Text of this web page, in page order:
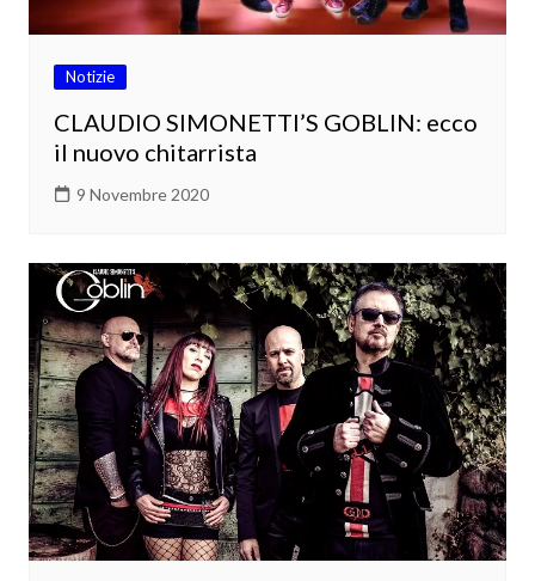
Notizie
CLAUDIO SIMONETTI’S GOBLIN: ecco
il nuovo chitarrista
9 Novembre 2020